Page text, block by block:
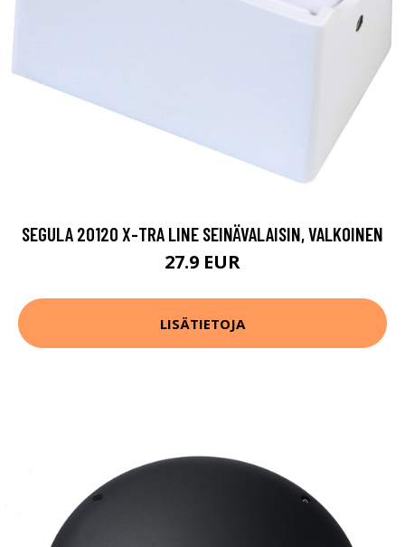
SEGULA 20120 X-TRA LINE SEINÄVALAISIN, VALKOINEN
27.9 EUR
LISÄTIETOJA